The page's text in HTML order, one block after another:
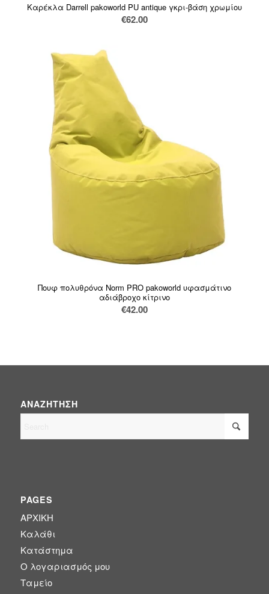
Καρέκλα Darrell pakoworld PU antique γκρι-βάση χρωμίου
€62.00
Πουφ πολυθρόνα Norm PRO pakoworld υφασμάτινο
αδιάβροχο κίτρινο
€42.00
ΑΝΑΖΉΤΗΣΗ
PAGES
ΑΡΧΙΚΗ
Καλάθι
Κατάστημα
Ο λογαριασμός μου
Ταμείο